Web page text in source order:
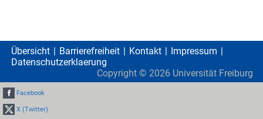
Übersicht Barrierefreiheit Kontakt
Impressum
Datenschutzerklaerung
Copyright © 2026 Universität Freiburg
Facebook
X (Twitter)